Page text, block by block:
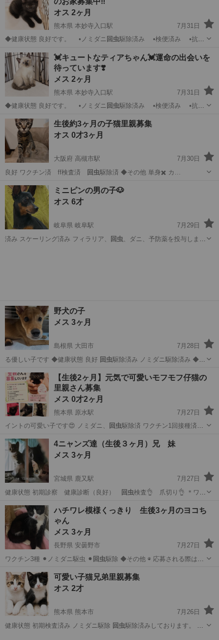
オス 2ヶ月
熊本県 本妙寺入口駅
7月31日
◆健康状態 良好です。 •ノミダニ 回虫駆除済み •検便済み •抗体
熊本 熊本市 本妙寺入口駅 去勢手術
💓キュートなティアちゃん💓運命の出会いを
待っています❣️
メス 2ヶ月
熊本県 本妙寺入口駅
7月31日
◆健康状態 良好です。 •ノミダニ 回虫駆除済み •検便済み •抗体
熊本 熊本市 本妙寺入口駅 猫 去勢手術
生後約3ヶ月の子猫里親募集
オス 0才3ヶ月
大阪府 高槻市駅
7月30日
良好 ワクチン済 ff検査済
回虫 駆除済 ◆その他 単身✖️ カ…
大阪 高槻市 高槻市駅 猫
ミニピンの男の子🐶
オス 6才
岐阜県 岐阜駅
7月29日
済み スケーリング済み フィラリア、 回虫 、ダニ、予防薬を投与しまし
野犬の子
メス 3ヶ月
島根県 大田市
7月28日
る優しい子です ◆健康状態 良好 回虫駆除済み ノミダニ駆除済み ◆そ
島根 大田市 その他
【生後2ヶ月】元気で可愛いモフモフ仔猫の
里親さん募集
メス 0才2ヶ月
熊本県 原水駅
7月27日
イントの可愛い子です😍 ノミダニ、
回虫駆除済 ワクチン1回接種済
熊本 菊池郡 原水駅 猫 ワクチン
4ニャンズ達（生後３ヶ月）兄 妹
メス 3ヶ月
宮城県 鹿又駅
7月27日
健康状態 初期診察 健康診断（良好）
回虫検査👌 爪切り👌 ＊ワク
宮城 石巻市 猫
ハチワレ模様くっきり 生後3ヶ月のヨコち
ゃん
メス 3ヶ月
長野県 安曇野市
7月27日
︎ワクチン3種 ⚫︎ノミダニ駆虫 ⚫︎ 回虫駆除 ◆その他 ◉ 応募される際は
長野 安曇野市 猫 お見合い
可愛い子猫兄弟里親募集
オス 2才
熊本県 熊本市
7月26日
健康状態 初期検査済み ノミダニ駆除 回虫駆除済みしております。 ◆